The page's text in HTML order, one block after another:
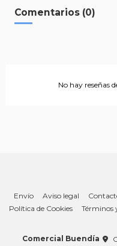
Comentarios (0)
No hay reseñas
Envío Aviso legal
Política de Cookies
Términos
Comercial Buendía